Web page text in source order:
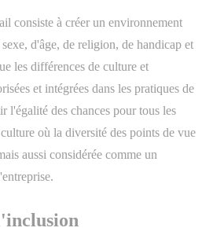
consiste à créer un environnement
d'âge, de religion, de handicap et
les différences de culture et
et intégrées dans les pratiques de
l'égalité des chances pour tous les
où la diversité des points de vue
aussi considérée comme un